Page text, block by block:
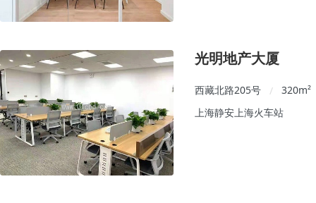
光明地产大厦
西藏北路205号 / 320m²
上海静安上海火车站